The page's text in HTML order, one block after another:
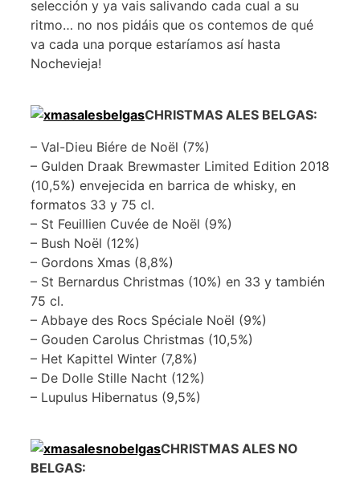
selección y ya vais salivando cada cual a su
ritmo… no nos pidáis que os contemos de qué
va cada una porque estaríamos así hasta
Nochevieja!
CHRISTMAS ALES BELGAS:
– Val-Dieu Biére de Noël (7%)
– Gulden Draak Brewmaster Limited Edition 2018
(10,5%) envejecida en barrica de whisky, en
formatos 33 y 75 cl.
– St Feuillien Cuvée de Noël (9%)
– Bush Noël (12%)
– Gordons Xmas (8,8%)
– St Bernardus Christmas (10%) en 33 y también
75 cl.
– Abbaye des Rocs Spéciale Noël (9%)
– Gouden Carolus Christmas (10,5%)
– Het Kapittel Winter (7,8%)
– De Dolle Stille Nacht (12%)
– Lupulus Hibernatus (9,5%)
CHRISTMAS ALES NO
BELGAS: